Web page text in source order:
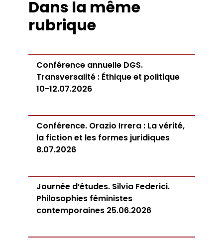
Dans la même
rubrique
Conférence annuelle DGS.
Transversalité : Éthique et politique
10-12.07.2026
Conférence. Orazio Irrera : La vérité,
la fiction et les formes juridiques
8.07.2026
Journée d’études. Silvia Federici.
Philosophies féministes
contemporaines 25.06.2026